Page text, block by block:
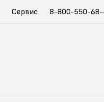
Сервис 8-800-550-